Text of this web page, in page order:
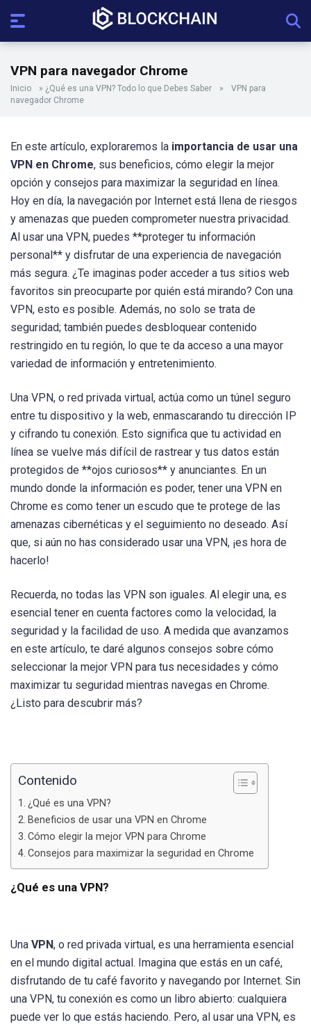
VPN para navegador Chrome
Inicio » ¿Qué es una VPN? Todo lo que Debes Saber »
VPN para
navegador Chrome
En este artículo, exploraremos la importancia de usar una
VPN en Chrome, sus beneficios, cómo elegir la mejor
opción y consejos para maximizar la seguridad en línea.
Hoy en día, la navegación por Internet está llena de riesgos
y amenazas que pueden comprometer nuestra privacidad.
Al usar una VPN, puedes **proteger tu información
personal** y disfrutar de una experiencia de navegación
más segura. ¿Te imaginas poder acceder a tus sitios web
favoritos sin preocuparte por quién está mirando? Con una
VPN, esto es posible. Además, no solo se trata de
seguridad; también puedes desbloquear contenido
restringido en tu región, lo que te da acceso a una mayor
variedad de información y entretenimiento.
Una VPN, o red privada virtual, actúa como un túnel seguro
entre tu dispositivo y la web, enmascarando tu dirección IP
y cifrando tu conexión. Esto significa que tu actividad en
línea se vuelve más difícil de rastrear y tus datos están
protegidos de **ojos curiosos** y anunciantes. En un
mundo donde la información es poder, tener una VPN en
Chrome es como tener un escudo que te protege de las
amenazas cibernéticas y el seguimiento no deseado. Así
que, si aún no has considerado usar una VPN, ¡es hora de
hacerlo!
Recuerda, no todas las VPN son iguales. Al elegir una, es
esencial tener en cuenta factores como la velocidad, la
seguridad y la facilidad de uso. A medida que avanzamos
en este artículo, te daré algunos consejos sobre cómo
seleccionar la mejor VPN para tus necesidades y cómo
maximizar tu seguridad mientras navegas en Chrome.
¿Listo para descubrir más?
Contenido
¿Qué es una VPN?
Beneficios de usar una VPN en Chrome
Cómo elegir la mejor VPN para Chrome
Consejos para maximizar la seguridad en Chrome
¿Qué es una VPN?
Una VPN, o red privada virtual, es una herramienta esencial
en el mundo digital actual. Imagina que estás en un café,
disfrutando de tu café favorito y navegando por Internet. Sin
una VPN, tu conexión es como un libro abierto: cualquiera
puede ver lo que estás haciendo. Pero, al usar una VPN, es